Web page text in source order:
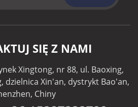
SIĘ Z NAMI
Xingtong, nr 88, ul. Baoxing,
dzielnica Xin'an, dystrykt Bao'an,
Chiny